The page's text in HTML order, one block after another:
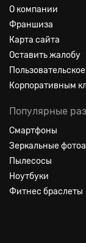
О компании
Франшиза
Карта сайта
Оставить жалобу
Корпоративным
Популярные
Смартфоны
Зеркальные
Пылесосы
Ноутбуки
Фитнес браслеты